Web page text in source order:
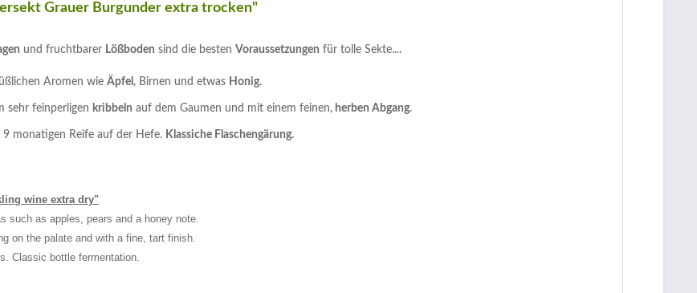
Grauer Burgunder extra trocken"
und fruchtbarer Lößboden sind die besten Voraussetzungen für tolle Sekte....
Aromen wie Äpfel , Birnen und etwas Honig.
sehr feinperligen kribbeln auf dem Gaumen und mit einem feinen, herben Abgang.
9 monatigen Reife auf der Hefe. Klassiche Flaschengärung.
wine extra dry"
such as apples, pears and a honey note.
on the palate and with a fine, tart finish.
Classic bottle fermentation.